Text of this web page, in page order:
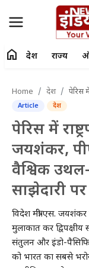
Home
राज्य
ऑटो
मनोरंजन
विदेश
home देश राज्य
Home देश पेरिस में
Article देश
पेरिस में
जयशंकर,
वैश्विक
साझेदारी
विदेश मंत्री एस. जयशंकर
मुलाकात कर
संतुलन और इंडो-
को भारत का सबसे